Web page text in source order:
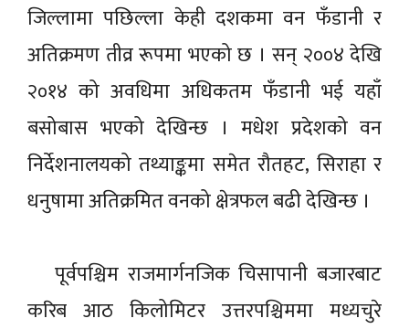
जिल्लामा पछिल्ला केही दशकमा वन फँडानी र
अतिक्रमण तीव्र रूपमा भएको छ । सन् २००४ देखि
२०१४ को अवधिमा अधिकतम फँडानी भई यहाँ
बसोबास भएको देखिन्छ । मधेश प्रदेशको वन
निर्देशनालयको तथ्याङ्कमा समेत रौतहट, सिराहा र
धनुषामा अतिक्रमित वनको क्षेत्रफल बढी देखिन्छ ।
पूर्वपश्चिम राजमार्गनजिक चिसापानी बजारबाट
करिब आठ किलोमिटर उत्तरपश्चिममा मध्यचुरे